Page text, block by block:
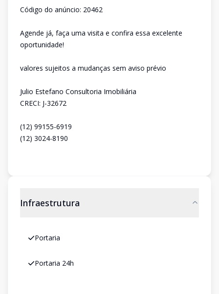
Código do anúncio: 20462
Agende já, faça uma visita e confira essa excelente
oportunidade!
valores sujeitos a mudanças sem aviso prévio
Julio Estefano Consultoria Imobiliária
CRECI: J-32672
(12) 99155-6919
(12) 3024-8190
Infraestrutura
Portaria
Portaria 24h